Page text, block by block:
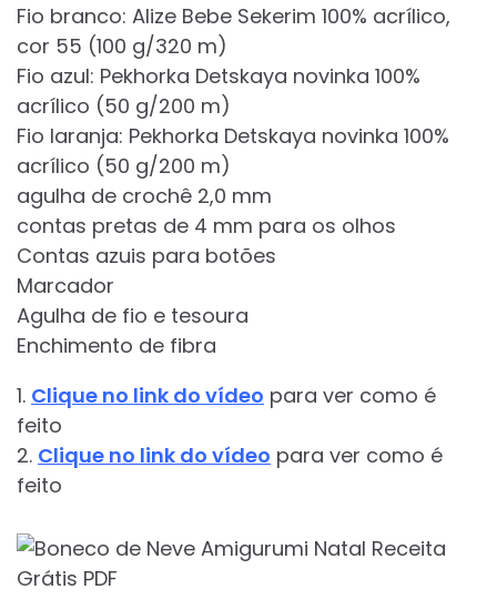
Fio branco: Alize Bebe Sekerim 100% acrílico,
cor 55 (100 g/320 m)
Fio azul: Pekhorka Detskaya novinka 100%
acrílico (50 g/200 m)
Fio laranja: Pekhorka Detskaya novinka 100%
acrílico (50 g/200 m)
agulha de crochê 2,0 mm
contas pretas de 4 mm para os olhos
Contas azuis para botões
Marcador
Agulha de fio e tesoura
Enchimento de fibra
1. Clique no link do vídeo para ver como é
feito
2. Clique no link do vídeo para ver como é
feito